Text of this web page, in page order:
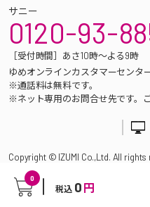
0
税込 0 円
サニー
0120-93-
［受付時間］あさ10時～よる9時
ゆめオンラインカスタマーセンタ
※通話料は無料です。
※ネット専用のお問合せ先です。
Copyright © IZUMI Co.,Ltd. All rights